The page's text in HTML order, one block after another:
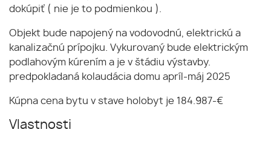
dokúpiť ( nie je to podmienkou ).
Objekt bude napojený na vodovodnú, elektrickú a
kanalizačnú prípojku. Vykurovaný bude elektrickým
podlahovým kúrením a je v štádiu výstavby.
predpokladaná kolaudácia domu apríl-máj 2025
Kúpna cena bytu v stave holobyt je 184.987-€
Vlastnosti